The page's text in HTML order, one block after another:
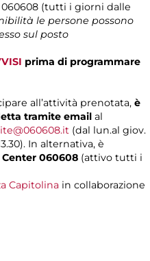
060608 (tutti i giorni dalle
le persone possono
sul posto
prima di programmare
all’attività prenotata, è
tramite email al
(dal lun.al giov.
In alternativa, è
060608 (attivo tutti i
Capitolina in collaborazione